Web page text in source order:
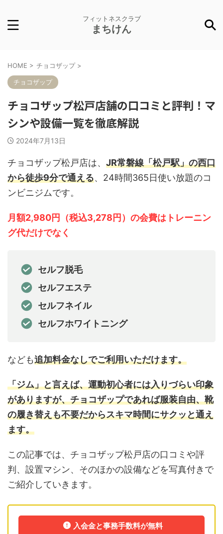
フィットネスクラブ
まちけん
HOME > チョコザップ >
チョコザップ
チョコザップ松戸店舗の口コミと評判！マ
シンや設備一覧を徹底解説
2024年7月13日
チョコザップ松戸店は、 JR常磐線「松戸駅」の西口
から徒歩9分で通える、24時間365日使い放題のコ
ンビニジムです。
月額2,980円（税込3,278円）の会費はトレーニン
グ代だけでなく
セルフ脱毛
セルフエステ
セルフネイル
セルフホワイトニング
なども追加料金なしでご利用いただけます。
「ジム」と言えば、運動初心者には入りづらい印象
がありますが、チョコザップであれば服装自由、靴
の履き替えも不要だからスキマ時間にサクッと通え
ます。
この記事では、チョコザップ松戸店の口コミや評
判、設置マシン、そのほかの設備などを写真付きで
ご紹介していきます。
入会金と事務手数料が無料